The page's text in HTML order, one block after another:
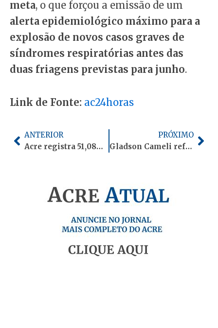
meta, o que forçou a emissão de um
alerta epidemiológico máximo para a
explosão de novos casos graves de
síndromes respiratórias antes das
duas friagens previstas para junho.
Link de Fonte: ac24horas
Anterior
ANTERIOR
Acre registra 51,08% da população em união consensual
PRÓXIMO
Gladson Cameli reforça campanha de doação de sangue e pede apoio ao Hemoacre